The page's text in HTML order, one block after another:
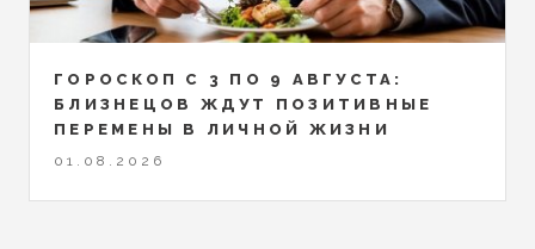
ГОРОСКОП С 3 ПО 9 АВГУСТА:
БЛИЗНЕЦОВ ЖДУТ ПОЗИТИВНЫЕ
ПЕРЕМЕНЫ В ЛИЧНОЙ ЖИЗНИ
01.08.2026